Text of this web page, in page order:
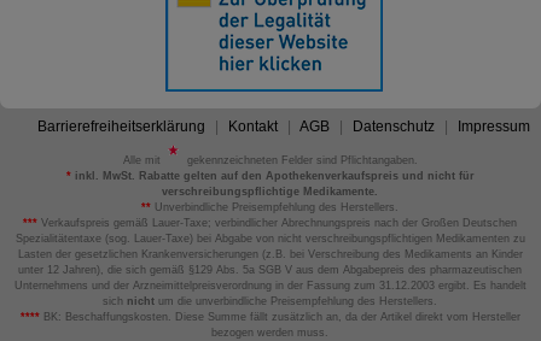
Barrierefreiheitserklärung Kontakt AGB Datenschutz Impressum
Alle mit
gekennzeichneten Felder sind Pflichtangaben.
*inkl. MwSt. Rabatte gelten auf den Apothekenverkaufspreis und nicht für
verschreibungspflichtige Medikamente.
** Unverbindliche Preisempfehlung des Herstellers.
*** Verkaufspreis gemäß Lauer-Taxe; verbindlicher Abrechnungspreis nach der Großen Deutschen
Spezialitätentaxe (sog. Lauer-Taxe) bei Abgabe von nicht verschreibungspflichtigen Medikamenten zu
Lasten der gesetzlichen Krankenversicherungen (z.B. bei Verschreibung des Medikaments an Kinder
unter 12 Jahren), die sich gemäß §129 Abs. 5a SGB V aus dem Abgabepreis des pharmazeutischen
Unternehmens und der Arzneimittelpreisverordnung in der Fassung zum 31.12.2003 ergibt. Es handelt
sich nicht um die unverbindliche Preisempfehlung des Herstellers.
****BK: Beschaffungskosten. Diese Summe fällt zusätzlich an, da der Artikel direkt vom Hersteller
bezogen werden muss.